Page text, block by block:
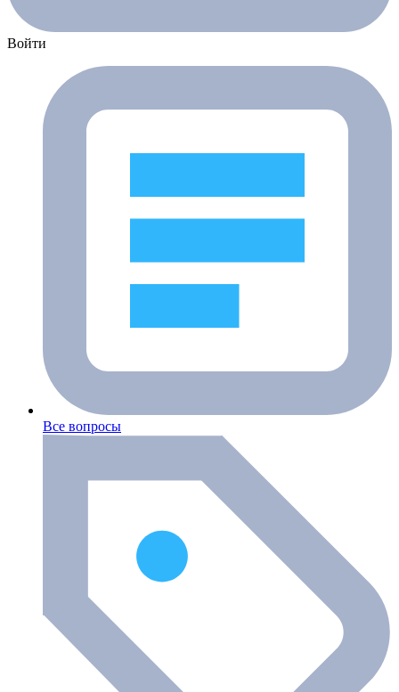
Войти
Все вопросы